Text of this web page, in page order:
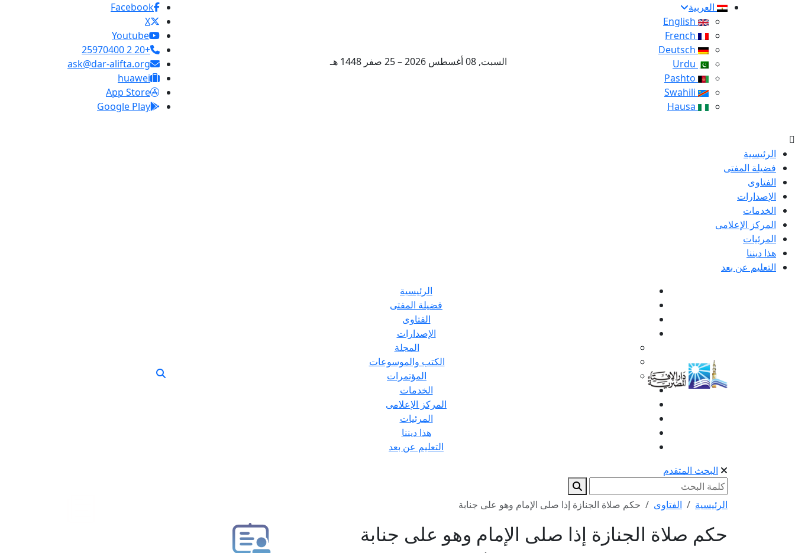
العربية
السبت, 08 أغسطس 2026 – 25 صفر 1448 هـ
Facebook
X
Youtube
+20 2 25970400
ask@dar-alifta.org
huawei
App Store
Google Play
الرئيسية
فضيلة المفتى
الفتاوى
الإصدارات
الخدمات
المركز الإعلامى
المرئيات
هذا ديننا
التعليم عن بعد
الرئيسية
فضيلة المفتى
الفتاوى
الإصدارات
المجلة
الكتب والموسوعات
المؤتمرات
الخدمات
المركز الإعلامى
المرئيات
هذا ديننا
التعليم عن بعد
البحث المتقدم
الرئيسية الفتاوى حكم صلاة الجنازة إذا صلى الإمام وهو على جنابة
حكم صلاة الجنازة إذا صلى الإمام وهو على جنابة